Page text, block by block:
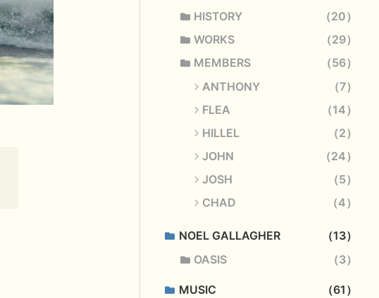
HISTORY
20
WORKS
29
MEMBERS
56
ANTHONY
7
FLEA
14
HILLEL
2
JOHN
24
JOSH
5
CHAD
4
NOEL GALLAGHER
13
OASIS
3
MUSIC
61